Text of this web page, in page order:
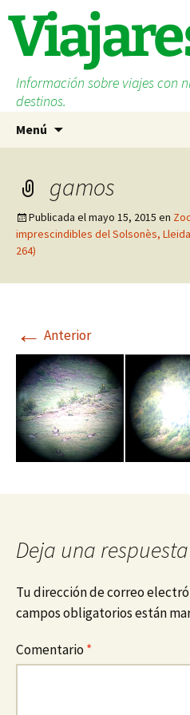
contenido
Información sobre viajes con
destinos.
Menú
gamos
Publicada elmayo 15, 2015 en
imprescindibles del Solsonès, Lleida
264)
← Anterior
Deja una respuesta
Tu dirección de correo
campos obligatorios están
Comentario*